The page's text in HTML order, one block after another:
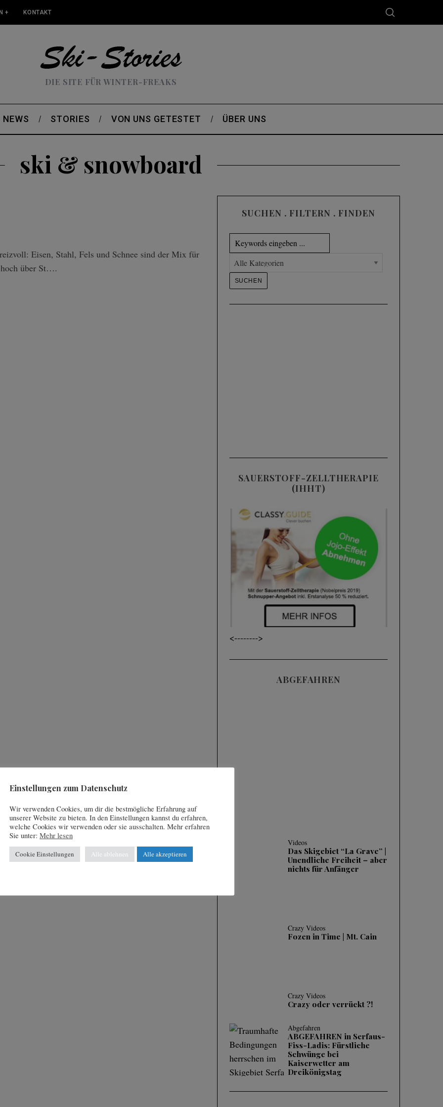
+ KONTAKT
DIE SITE FÜR WINTER-FREAKS
NEWS STORIES VON UNS GETESTET ÜBER UNS
ski & snowboard
Eisen, Stahl, Fels und Schnee sind der Mix für
hoch über St….
SUCHEN . FILTERN . FINDEN
SAUERSTOFF-ZELLTHERAPIE
(IHHT)
<-------->
ABGEFAHREN
Videos
Das Skigebiet “La Grave” |
Unendliche Freiheit – aber
nichts für Anfänger
Crazy Videos
Fozen in Time | Mt. Cain
Crazy Videos
Crazy oder verrückt ?!
Abgefahren
ABGEFAHREN in Serfaus-
Fiss-Ladis: Fürstliche
Schwünge bei
Kaiserwetter am
Dreikönigstag
Einstellungen zum Datenschutz
Wir verwenden Cookies, um dir die bestmögliche Erfahrung auf
unserer Website zu bieten. In den Einstellungen kannst du erfahren,
welche Cookies wir verwenden oder sie ausschalten. Mehr erfahren
Sie unter: Mehr lesen
Cookie Einstellungen Alle ablehnen Alle akzeptieren